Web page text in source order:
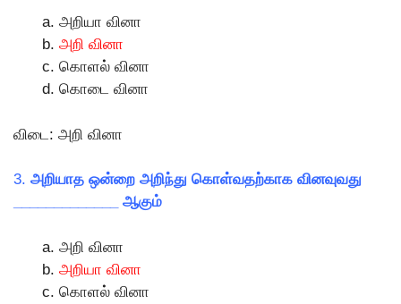
அறியா வினா
அறி வினா
கொளல் வினா
கொடை வினா
விடை: அறி வினா
3. அறியாத ஒன்றை அறிந்து கொள்வதற்காக வினவுவது
_____________ ஆகும்
அறி வினா
அறியா வினா
கொளல் வினா